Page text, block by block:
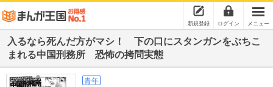
新規登録 ログイン メニュー
入るなら死んだ方がマシ！ 下の口にスタンガンをぶちこ
まれる中国刑務所 恐怖の拷問実態
青年